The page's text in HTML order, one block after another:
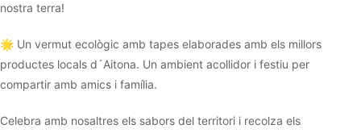
nostra terra!
🌟 Un vermut ecològic amb tapes elaborades amb els millors
productes locals d´Aitona. Un ambient acollidor i festiu per
compartir amb amics i família.
Celebra amb nosaltres els sabors del territori i recolza els